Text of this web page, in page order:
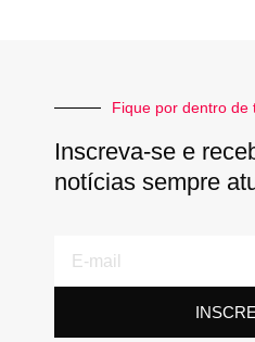
Fique por dentro de
Inscreva-se e
notícias sempre